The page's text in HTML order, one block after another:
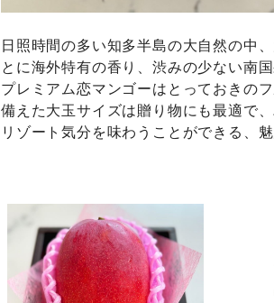
日照時間の多い知多半島の大自然の中
とに海外特有の香り、渋みの少ない南
プレミアム恋マンゴーはとっておきの
備えた大玉サイズは贈り物にも最適で
リゾート気分を味わうことができる、